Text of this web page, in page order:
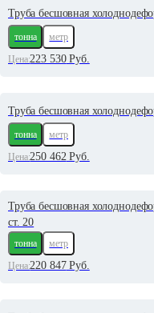
Труба бесшовная
тонна
метр
Цена:223 530Руб.
Труба бесшовная
тонна
метр
Цена:250 462Руб.
Труба бесшовная
ст. 20
тонна
метр
Цена:220 847Руб.